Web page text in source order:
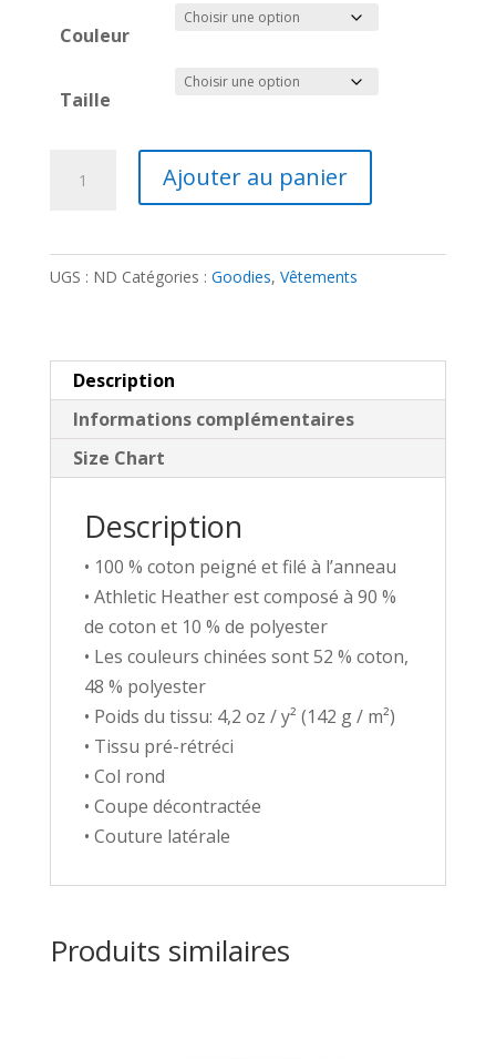
Couleur
Taille
shirt
femme
noir
Ajouter au panier
UGS : ND Catégories : Goodies, Vêtements
Description
Informations complémentaires
Size Chart
Description
• 100 % coton peigné et filé à l’anneau
• Athletic Heather est composé à 90 %
de coton et 10 % de polyester
• Les couleurs chinées sont 52 % coton,
48 % polyester
• Poids du tissu: 4,2 oz / y² (142 g / m²)
• Tissu pré-rétréci
• Col rond
• Coupe décontractée
• Couture latérale
Produits similaires